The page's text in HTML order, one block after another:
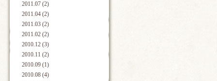
2011.07 (2)
2011.04 (2)
2011.03 (2)
2011.02 (2)
2010.12 (3)
2010.11 (2)
2010.09 (1)
2010.08 (4)